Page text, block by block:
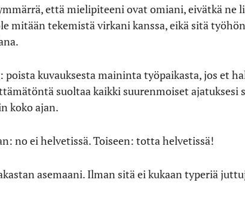
että mielipiteeni ovat omiani, eivätkä ne
mitään tekemistä virkani kanssa, eikä sitä
poista kuvauksesta maininta työpaikasta, jos et
suoltaa kaikki suurenmoiset
koko ajan.
no ei helvetissä. Toiseen: totta helvetissä!
asemaani. Ilman sitä ei kukaan typeriä